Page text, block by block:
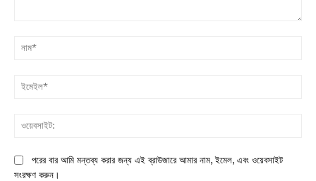
পরের বার আমি মন্তব্য করার জন্য এই ব্রাউজারে আমার নাম, ইমেল, এবং ওয়েবসাইট
সংরক্ষণ করুন।